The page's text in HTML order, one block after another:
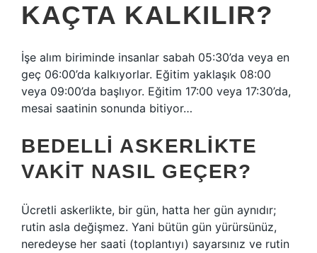
KAÇTA KALKILIR?
İşe alım biriminde insanlar sabah 05:30’da veya en
geç 06:00’da kalkıyorlar. Eğitim yaklaşık 08:00
veya 09:00’da başlıyor. Eğitim 17:00 veya 17:30’da,
mesai saatinin sonunda bitiyor…
BEDELLI ASKERLIKTE
VAKIT NASIL GEÇER?
Ücretli askerlikte, bir gün, hatta her gün aynıdır;
rutin asla değişmez. Yani bütün gün yürürsünüz,
neredeyse her saati (toplantıyı) sayarsınız ve rutin